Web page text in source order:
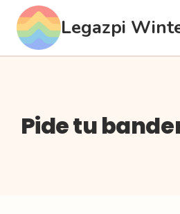
Saltar
contenido
Legazpi
Pide tu